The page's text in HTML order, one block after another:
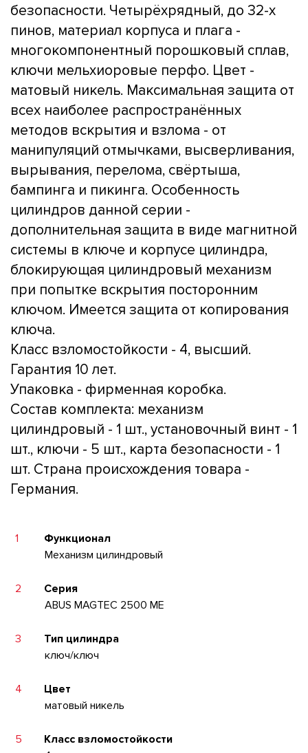
безопасности. Четырёхрядный, до 32-х
пинов, материал корпуса и плага -
многокомпонентный порошковый сплав,
ключи мельхиоровые перфо. Цвет -
матовый никель. Максимальная защита от
всех наиболее распространённых
методов вскрытия и взлома - от
манипуляций отмычками, высверливания,
вырывания, перелома, свёртыша,
бампинга и пикинга. Особенность
цилиндров данной серии -
дополнительная защита в виде магнитной
системы в ключе и корпусе цилиндра,
блокирующая цилиндровый механизм
при попытке вскрытия посторонним
ключом. Имеется защита от копирования
ключа.
Класс взломостойкости - 4, высший.
Гарантия 10 лет.
Упаковка - фирменная коробка.
Состав комплекта: механизм
цилиндровый - 1 шт., установочный винт - 1
шт., ключи - 5 шт., карта безопасности - 1
шт. Страна происхождения товара -
Германия.
1
Функционал
Механизм цилиндровый
2
Серия
ABUS MAGTEC 2500 ME
3
Тип цилиндра
ключ/ключ
4
Цвет
матовый никель
5
Класс взломостойкости